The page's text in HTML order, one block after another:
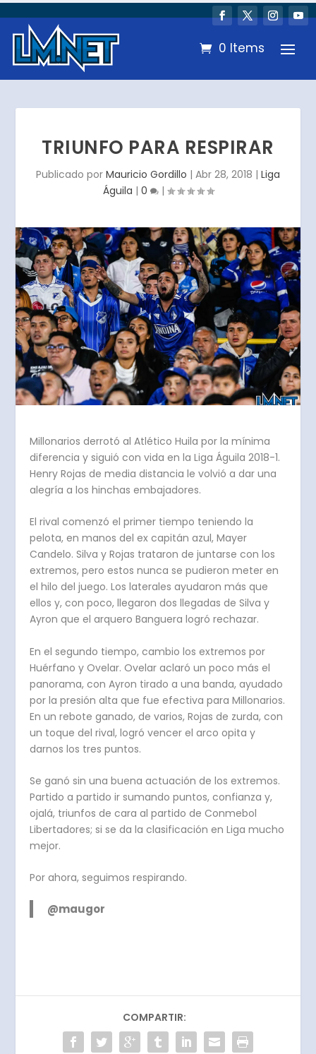
0 Items
TRIUNFO PARA RESPIRAR
Publicado por Mauricio Gordillo | Abr 28, 2018 | Liga
Águila | 0 |
Millonarios derrotó al Atlético Huila por la mínima
diferencia y siguió con vida en la Liga Águila 2018-1.
Henry Rojas de media distancia le volvió a dar una
alegría a los hinchas embajadores.
El rival comenzó el primer tiempo teniendo la
pelota, en manos del ex capitán azul, Mayer
Candelo. Silva y Rojas trataron de juntarse con los
extremos, pero estos nunca se pudieron meter en
el hilo del juego. Los laterales ayudaron más que
ellos y, con poco, llegaron dos llegadas de Silva y
Ayron que el arquero Banguera logró rechazar.
En el segundo tiempo, cambio los extremos por
Huérfano y Ovelar. Ovelar aclaró un poco más el
panorama, con Ayron tirado a una banda, ayudado
por la presión alta que fue efectiva para Millonarios.
En un rebote ganado, de varios, Rojas de zurda, con
un toque del rival, logró vencer el arco opita y
darnos los tres puntos.
Se ganó sin una buena actuación de los extremos.
Partido a partido ir sumando puntos, confianza y,
ojalá, triunfos de cara al partido de Conmebol
Libertadores; si se da la clasificación en Liga mucho
mejor.
Por ahora, seguimos respirando.
@maugor
COMPARTIR: